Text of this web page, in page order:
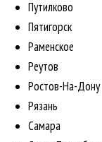
Путилково
Пятигорск
Раменское
Реутов
Ростов-На-Дону
Рязань
Самара